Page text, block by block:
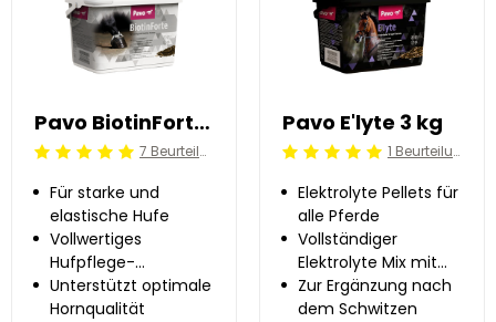
Pavo BiotinForte 3 kg
Beoordeling: 5/5 7 Beurteilung
Für starke und
elastische Hufe
Vollwertiges
Hufpflege-
Ergänzungsfutter
Unterstützt optimale
Hornqualität
Pavo E'lyte 3 kg
Beoordeling: 5/5 1 Beurteilung
Elektrolyte Pellets für
alle Pferde
Vollständiger
Elektrolyte Mix mit
Natrium, Kalium,
Chlorid, Calcium und
Zur Ergänzung nach
dem Schwitzen